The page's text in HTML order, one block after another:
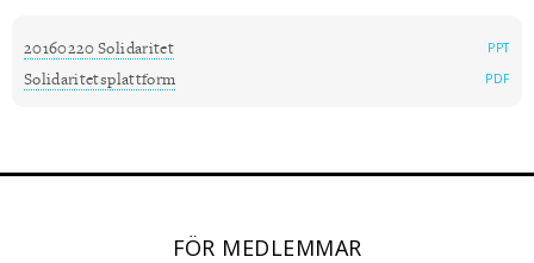
PPT
20160220 Solidaritet
PDF
Solidaritetsplattform
FÖR MEDLEMMAR